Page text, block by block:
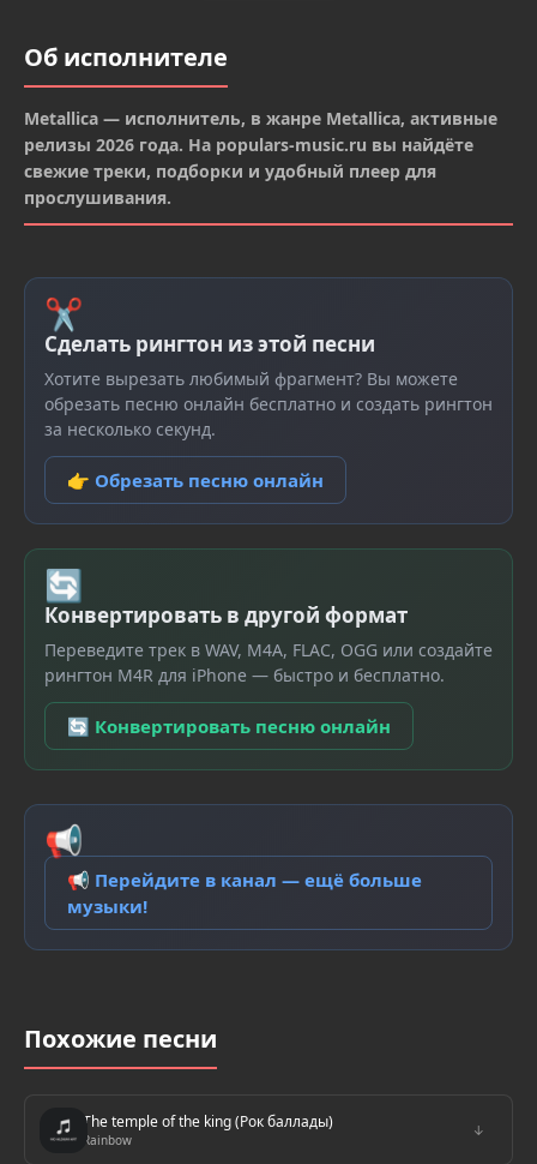
Об исполнителе
Metallica — исполнитель, в жанре Metallica, активные
релизы 2026 года. На populars-music.ru вы найдёте
свежие треки, подборки и удобный плеер для
прослушивания.
✂
Сделать рингтон из этой песни
Хотите вырезать любимый фрагмент? Вы можете
обрезать песню онлайн бесплатно и создать рингтон
за несколько секунд.
👉 Обрезать песню онлайн
🔄
Конвертировать в другой формат
Переведите трек в WAV, M4A, FLAC, OGG или создайте
рингтон M4R для iPhone — быстро и бесплатно.
🔄 Конвертировать песню онлайн
📢
📢 Перейдите в канал — ещё больше
музыки!
Похожие песни
The temple of the king (Рок баллады)
Rainbow
↓